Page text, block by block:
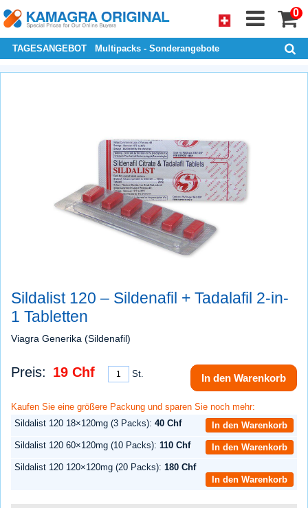
0
TAGESANGEBOT Multipacks - Sonderangebote
Sildalist 120 – Sildenafil + Tadalafil 2-in-
1 Tabletten
Viagra Generika (Sildenafil)
Preis: 19 Chf St. In den Warenkorb
Kaufen Sie eine größere Packung und sparen Sie noch mehr:
Sildalist 120 18×120mg (3 Packs): 40 Chf
In den Warenkorb
Sildalist 120 60×120mg (10 Packs): 110 Chf
In den Warenkorb
Sildalist 120 120×120mg (20 Packs): 180 Chf
In den Warenkorb